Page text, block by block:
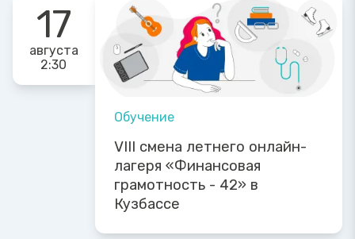
17
августа
2:30
Обучение
VIII смена летнего онлайн-
лагеря «Финансовая
грамотность - 42» в
Кузбассе